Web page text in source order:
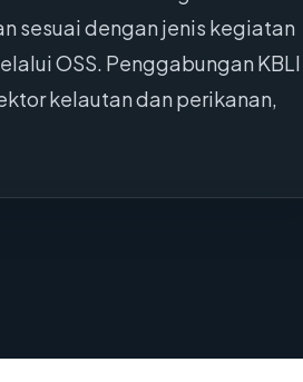
sesuai dengan jenis kegiatan
OSS. Penggabungan KBLI
kelautan dan perikanan,